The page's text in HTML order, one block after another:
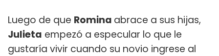
Luego de que Romina abrace a sus hijas,
Julieta empezó a especular lo que le
gustaría vivir cuando su novio ingrese al